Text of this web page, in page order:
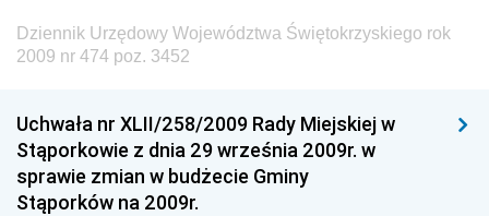
Dziennik Urzędowy Ministra Rozwoju, Pracy i
Dziennik Urzędowy Ministra Kultury, Dziedzictwa
Narodowego i Sportu
Dziennik Urzędowy Ministra Rodziny i Polityki
Społecznej
Dziennik Urzędowy Województwa Świętokrzyskiego rok
2009 nr 474 poz. 3452
Uchwała nr XLII/258/2009 Rady Miejskiej w
Stąporkowie z dnia 29 września 2009r. w
sprawie zmian w budżecie Gminy
Stąporków na 2009r.